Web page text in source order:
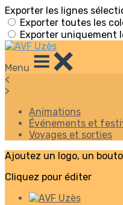
Exporter les lignes
Exporter toutes les
Exporter uniquement
Menu
<
>
Animations
Événements et
Voyages et sorties
Ajoutez un logo, un
Cliquez pour éditer